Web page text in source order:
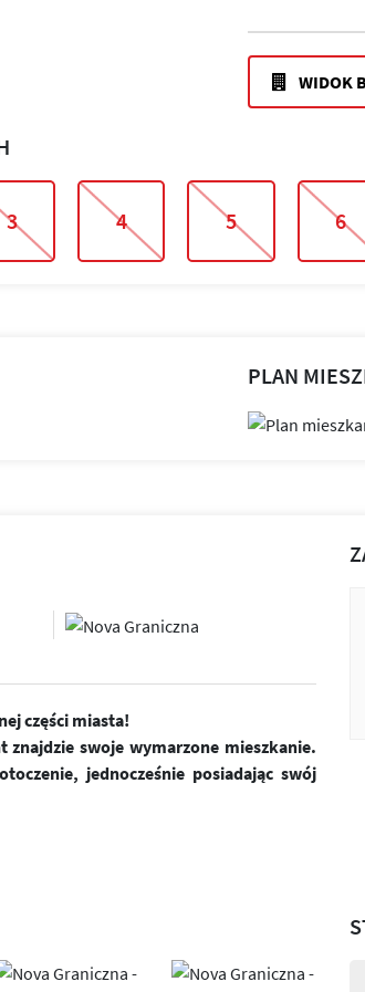
WIDOK
3 4 5 6
PLAN
części miasta!
swoje wymarzone mieszkanie.
jednocześnie posiadając swój